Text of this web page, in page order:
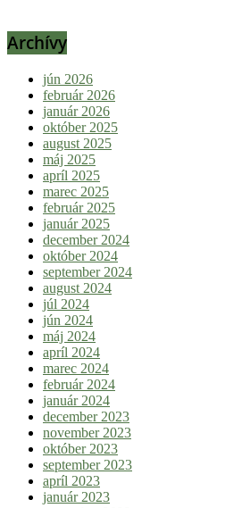
Archívy
jún 2026
február 2026
január 2026
október 2025
august 2025
máj 2025
apríl 2025
marec 2025
február 2025
január 2025
december 2024
október 2024
september 2024
august 2024
júl 2024
jún 2024
máj 2024
apríl 2024
marec 2024
február 2024
január 2024
december 2023
november 2023
október 2023
september 2023
apríl 2023
január 2023